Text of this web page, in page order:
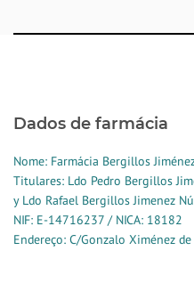
Dados de farmácia
Nome: Farmácia Bergillos
Titulares: Ldo Pedro Bergillos
y Ldo Rafael Bergillos Jimenez
NIF: E-14716237 / NICA: 18182
Endereço: C/Gonzalo Ximénez